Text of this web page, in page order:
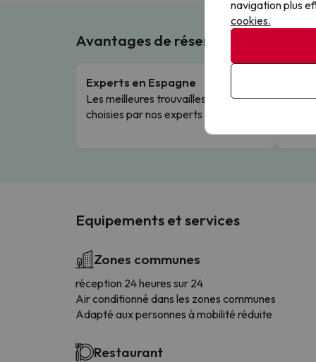
Avantages de réserver avec nous !
Experts en Espagne
Les meilleures trouvailles hôtelières,
choisies par nos experts locaux.
Equipements et services
Zones communes
réception 24 heures sur 24
Air conditionné dans les zones communes
Adapté aux personnes à mobilité réduite
Restaurant
navigation plus
cookies.